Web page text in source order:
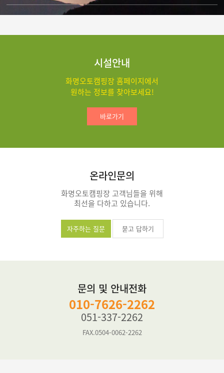
시설안내
화명오토캠핑장 홈페이지에서
원하는 정보를 찾아보세요!
바로가기
온라인문의
화명오토캠핑장 고객님들을 위해
최선을 다하고 있습니다.
자주하는 질문 묻고 답하기
문의 및 안내전화
010-7626-2262
051-337-2262
FAX.0504-0062-2262